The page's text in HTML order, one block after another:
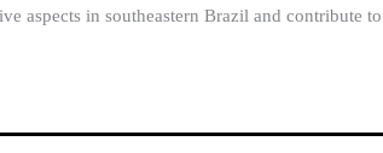
aspects in southeastern Brazil and contribute to